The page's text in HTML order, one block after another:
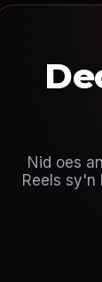
Nid oes
Reels